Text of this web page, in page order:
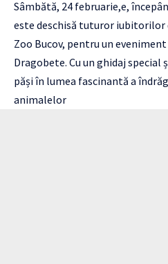
Sâmbătă, 24 februarie,e,
este deschisă tuturor iubitorilor
Zoo Bucov, pentru un
Dragobete. Cu un ghidaj
păși în lumea fascinantă a
animalelor